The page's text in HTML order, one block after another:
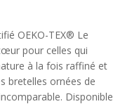
OEKO-TEX® Le
pour celles qui
à la fois raffiné et
bretelles ornées de
Disponible